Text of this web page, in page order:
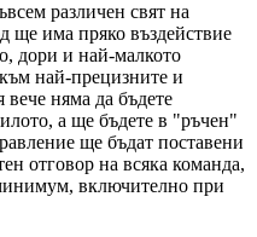
различен свят на
ще има пряко въздействие
дори и най-малкото
най-прецизните и
няма да бъдете
а ще бъдете в "ръчен"
ще бъдат поставени
отговор на всяка команда,
включително при